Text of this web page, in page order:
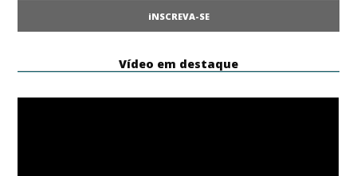
iNSCREVA-SE
Vídeo em destaque